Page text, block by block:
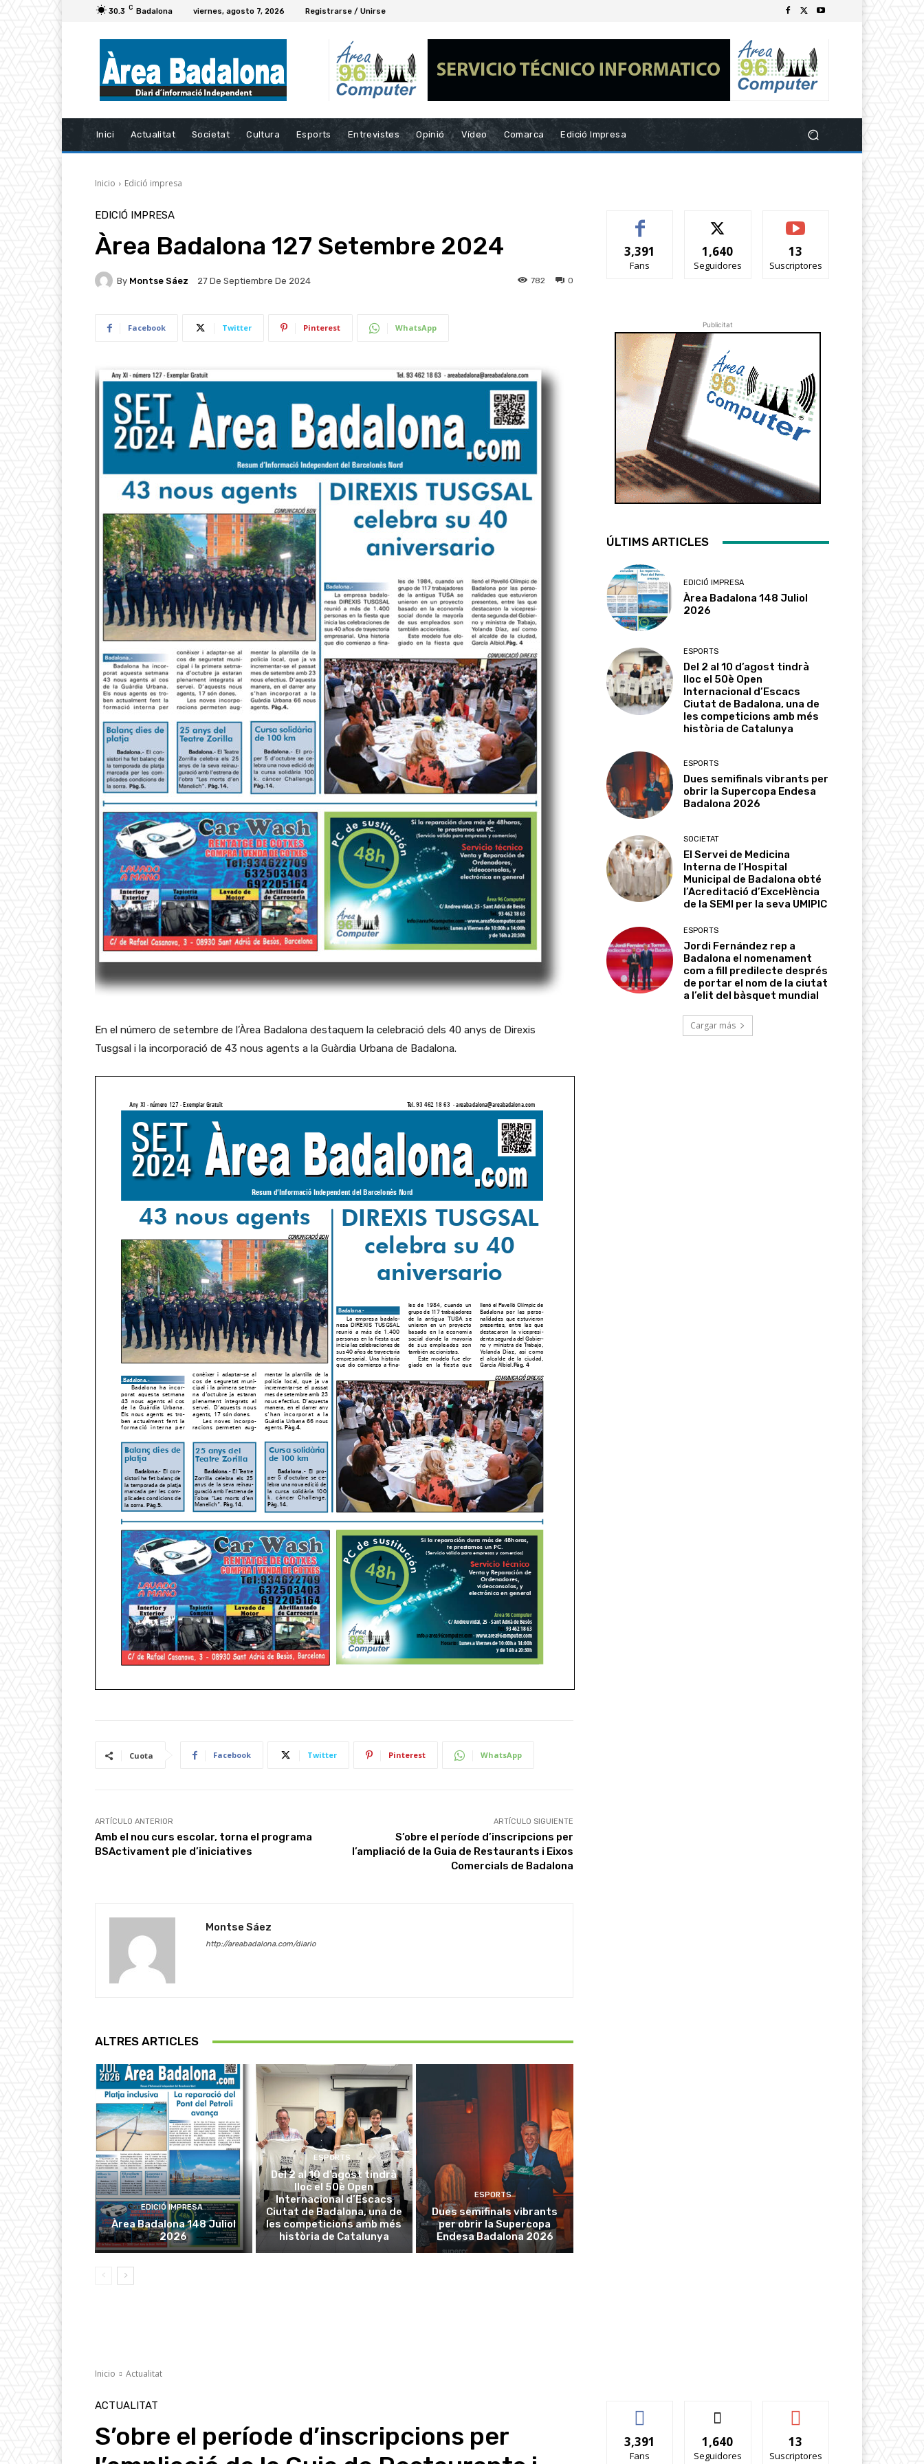
30.3 C Badalona viernes, agosto 7, 2026 Registrarse / Unirse
Inici Actualitat Societat Cultura Esports Entrevistes Opinió Vídeo Comarca Edició Impresa
Inicio Edició impresa
EDICIÓ IMPRESA
Àrea Badalona 127 Setembre 2024
By Montse Sáez 27 De Septiembre De 2024 0
782
Facebook Twitter Pinterest WhatsApp
En el número de setembre de l’Àrea Badalona destaquem la celebració dels 40 anys de Direxis
Tusgsal i la incorporació de 43 nous agents a la Guàrdia Urbana de Badalona.
Cuota Facebook Twitter Pinterest WhatsApp
ARTÍCULO ANTERIOR
Amb el nou curs escolar, torna el programa
BSActivament ple d’iniciatives
ARTÍCULO SIGUIENTE
S’obre el període d’inscripcions per
l’ampliació de la Guia de Restaurants i Eixos
Comercials de Badalona
Montse Sáez
http://areabadalona.com/diario
ALTRES ARTICLES
EDICIÓ IMPRESA
Àrea Badalona 148 Juliol
2026
ESPORTS
Del 2 al 10 d’agost tindrà
lloc el 50è Open
Internacional d’Escacs
Ciutat de Badalona, una de
les competicions amb més
història de Catalunya
ESPORTS
Dues semifinals vibrants
per obrir la Supercopa
Endesa Badalona 2026
3,391
Fans
1,640
Seguidores
13
Suscriptores
Publicitat
ÚLTIMS ARTICLES
EDICIÓ IMPRESA
Àrea Badalona 148 Juliol
2026
ESPORTS
Del 2 al 10 d’agost tindrà
lloc el 50è Open
Internacional d’Escacs
Ciutat de Badalona, una de
les competicions amb més
història de Catalunya
ESPORTS
Dues semifinals vibrants per
obrir la Supercopa Endesa
Badalona 2026
SOCIETAT
El Servei de Medicina
Interna de l’Hospital
Municipal de Badalona obté
l’Acreditació d’Excel·lència
de la SEMI per la seva UMIPIC
ESPORTS
Jordi Fernández rep a
Badalona el nomenament
com a fill predilecte després
de portar el nom de la ciutat
a l’elit del bàsquet mundial
Cargar más